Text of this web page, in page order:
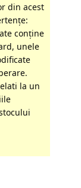
din acest
conţine
unele
la un